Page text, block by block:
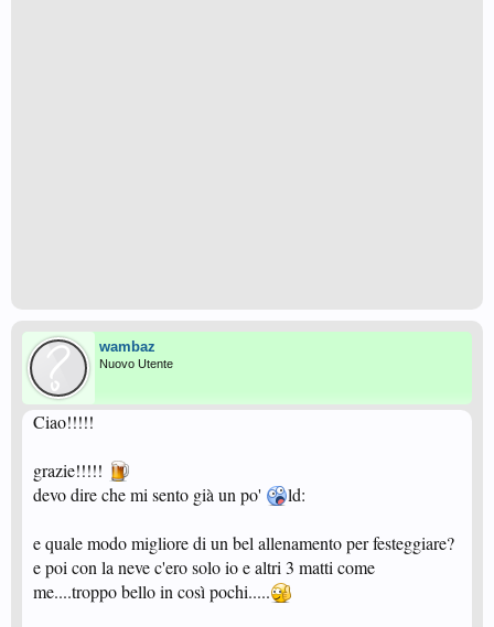
wambaz
Nuovo Utente
Ciao!!!!!
grazie!!!!!
devo dire che mi sento già un po'
ld:
e quale modo migliore di un bel allenamento per festeggiare?
e poi con la neve c'ero solo io e altri 3 matti come
me....troppo bello in così pochi.....